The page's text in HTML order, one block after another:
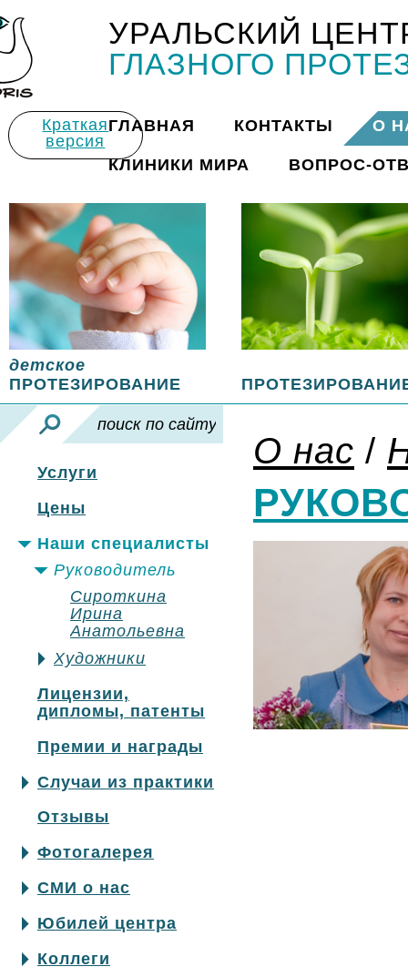
УРАЛЬСКИЙ
ГЛАЗНОГО
Краткая
версия
ГЛАВНАЯ КОНТАКТЫ О
КЛИНИКИ МИРА ВОПРОС-
детское
ПРОТЕЗИРОВАНИЕ
Услуги
Цены
Наши специалисты
Руководитель
Сироткина
Ирина
Анатольевна
Художники
Лицензии,
дипломы, патенты
Премии и награды
Случаи из практики
Отзывы
Фотогалерея
СМИ о нас
Юбилей центра
Коллеги
О нас /